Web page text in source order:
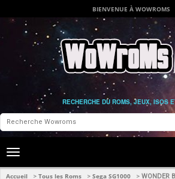
BIENVENUE À WOWROMS
RECHERCHE DU ROMS, JEUX, ISOS
Toggle
navigation
Accueil > Tous les Roms > Sega SG1000 > WONDER